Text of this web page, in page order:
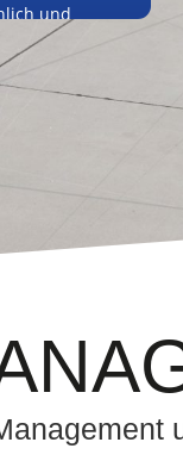
und
zu
wird.